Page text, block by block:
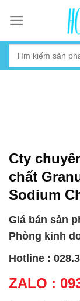
content
Cty
chất
Sodium
Giá bán sản
Phòng kinh
Hotline :
ZALO :